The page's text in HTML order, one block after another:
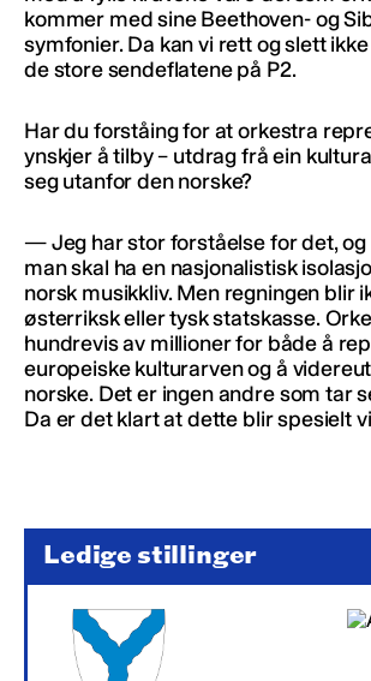
kommer med sine Beethoven- og
symfonier. Da kan vi rett og slett
de store sendeflatene på P2.
Har du forståing for at orkestra
ynskjer å tilby – utdrag frå ein
seg utanfor den norske?
— Jeg har stor forståelse for det, og
man skal ha en nasjonalistisk
norsk musikkliv. Men regningen blir
østerriksk eller tysk statskasse.
hundrevis av millioner for både å
europeiske kulturarven og å
norske. Det er ingen andre som tar
Da er det klart at dette blir spesielt
Ledige stillinger